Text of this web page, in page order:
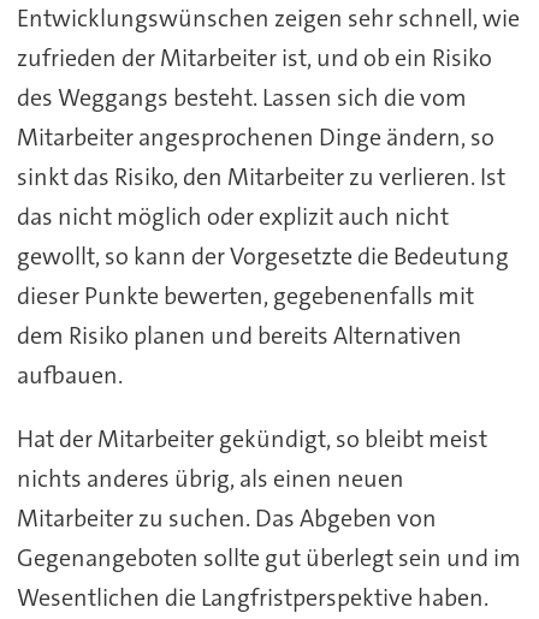
Entwicklungswünschen zeigen sehr schnell, wie
zufrieden der Mitarbeiter ist, und ob ein Risiko
des Weggangs besteht. Lassen sich die vom
Mitarbeiter angesprochenen Dinge ändern, so
sinkt das Risiko, den Mitarbeiter zu verlieren. Ist
das nicht möglich oder explizit auch nicht
gewollt, so kann der Vorgesetzte die Bedeutung
dieser Punkte bewerten, gegebenenfalls mit
dem Risiko planen und bereits Alternativen
aufbauen.
Hat der Mitarbeiter gekündigt, so bleibt meist
nichts anderes übrig, als einen neuen
Mitarbeiter zu suchen. Das Abgeben von
Gegenangeboten sollte gut überlegt sein und im
Wesentlichen die Langfristperspektive haben.